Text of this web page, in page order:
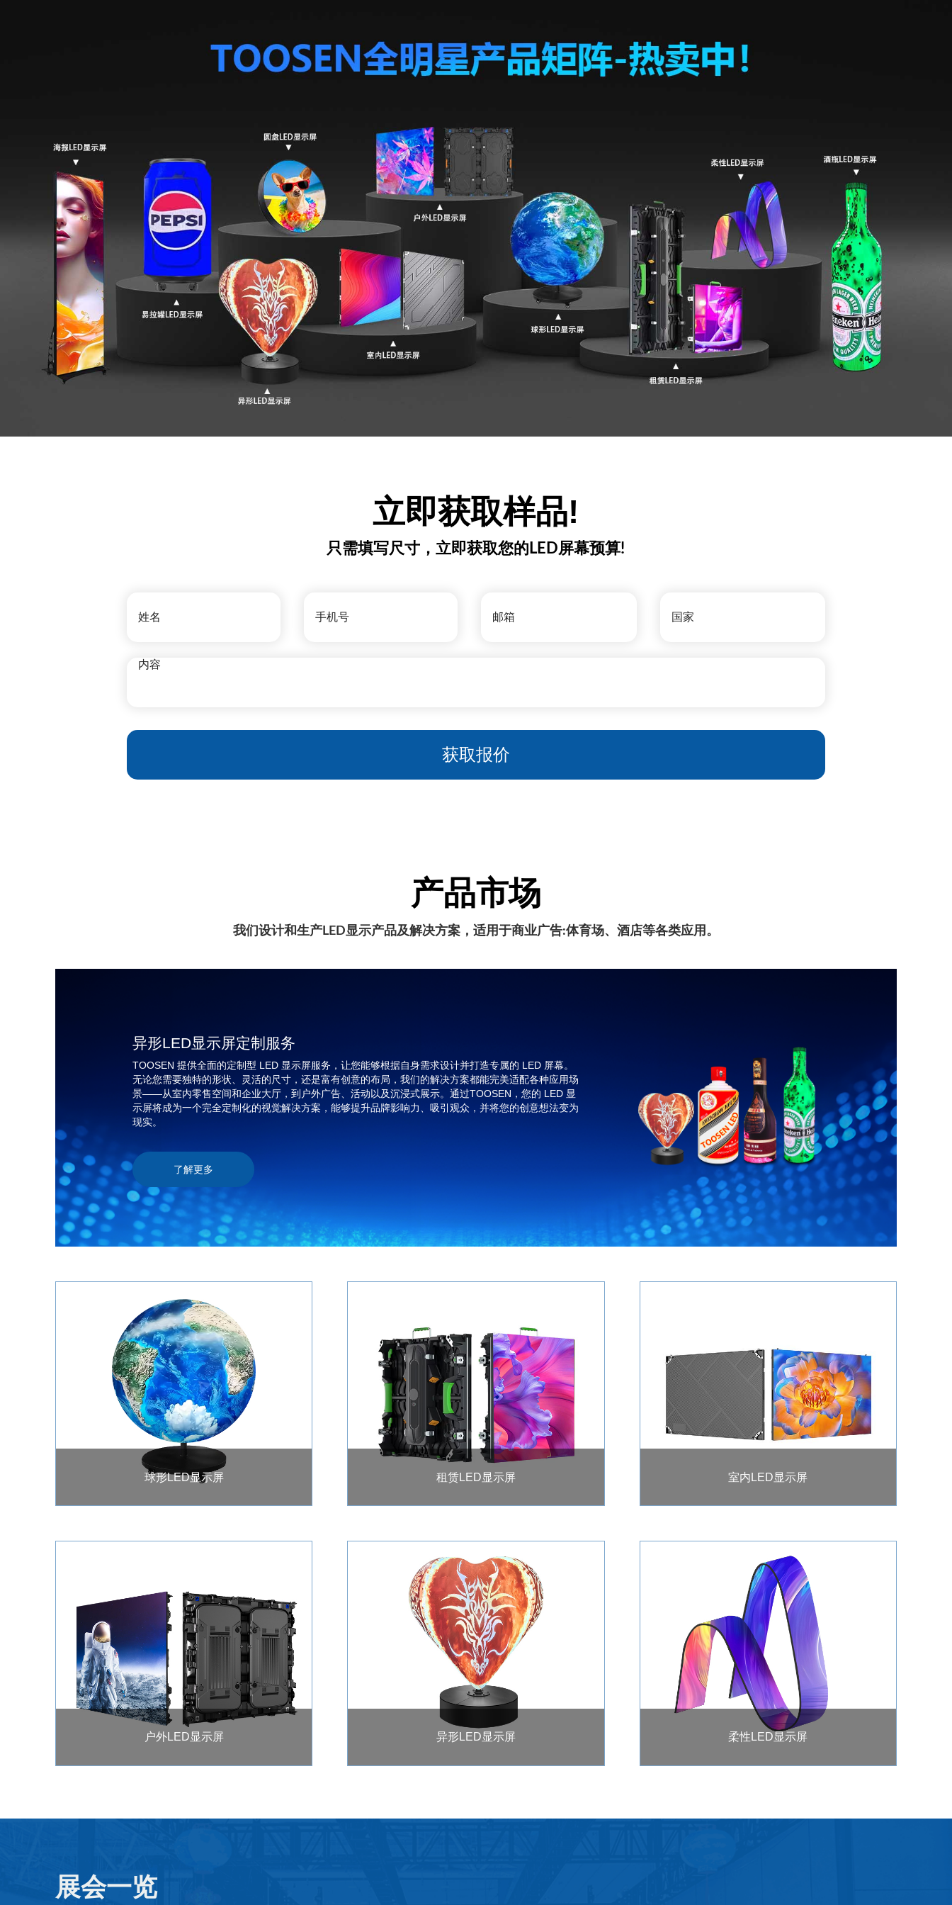
立即获取样品!
只需填写尺寸，立即获取您的LED屏幕预算!
产品市场
我们设计和生产LED显示产品及解决方案，适用于商业广告:体育场、酒店等各类应用。
异形LED显示屏定制服务
TOOSEN 提供全面的定制型 LED 显示屏服务，让您能够根据自身需求设计并打造专属的 LED 屏幕。
无论您需要独特的形状、灵活的尺寸，还是富有创意的布局，我们的解决方案都能完美适配各种应用场
景——从室内零售空间和企业大厅，到户外广告、活动以及沉浸式展示。通过TOOSEN，您的 LED 显
示屏将成为一个完全定制化的视觉解决方案，能够提升品牌影响力、吸引观众，并将您的创意想法变为
现实。
了解更多
球形LED显示屏 租赁LED显示屏 室内LED显示屏
户外LED显示屏 异形LED显示屏 柔性LED显示屏
展会一览